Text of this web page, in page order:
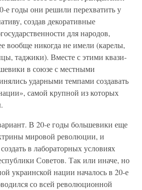
е годы они решили перехватить у
создав декоративные
для народов,
вообще никогда не имели (карелы,
таджики). Вместе с этими квази-
в союзе с местными
ударными темпами создавать
самой крупной из которых
В 20-е годы большевики еще
мировой революции, и
в лабораторных условиях
Советов. Так или иначе, но
украинской нации началось в 20-е
со всей революционной